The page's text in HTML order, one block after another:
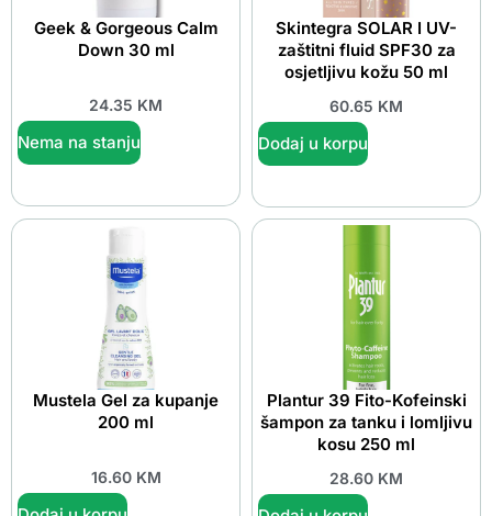
Geek & Gorgeous Calm
Down 30 ml
24.35 KM
Nema na stanju
Skintegra SOLAR I UV-
zaštitni fluid SPF30 za
osjetljivu kožu 50 ml
60.65 KM
Dodaj u korpu
Mustela Gel za kupanje
200 ml
16.60 KM
Plantur 39 Fito-Kofeinski
šampon za tanku i lomljivu
kosu 250 ml
28.60 KM